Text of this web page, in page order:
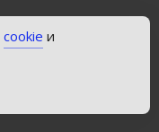
cookie и